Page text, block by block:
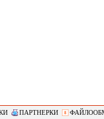
ПАРТНЕРКИ